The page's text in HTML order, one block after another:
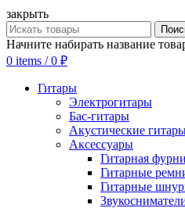
закрыть
Начните набирать название
0 items / 0 ₽
Гитары
Электрогитары
Бас-гитары
Акустические
Аксессуары
Гитарная
Гитарные
Гитарные